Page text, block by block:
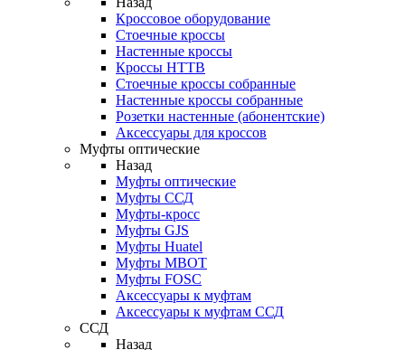
Кроссовое оборудование
Стоечные кроссы
Настенные кроссы
Кроссы HTTB
Стоечные кроссы собранные
Настенные кроссы собранные
Розетки настенные (абонентские)
Аксессуары для кроссов
Муфты оптические
Назад
Муфты оптические
Муфты ССД
Муфты-кросс
Муфты GJS
Муфты Huatel
Муфты МВОТ
Муфты FOSC
Аксессуары к муфтам
Аксессуары к муфтам ССД
ССД
Назад